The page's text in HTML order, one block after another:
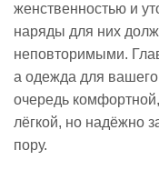
женственностью и
наряды для них
неповторимыми.
а одежда для
очередь
лёгкой, но надёжно
пору.